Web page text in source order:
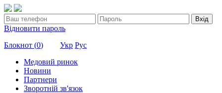
Вхід
Відновити пароль
Блокнот (0) Укр Рус
Медовий ринок
Новини
Партнери
Зворотній зв'язок